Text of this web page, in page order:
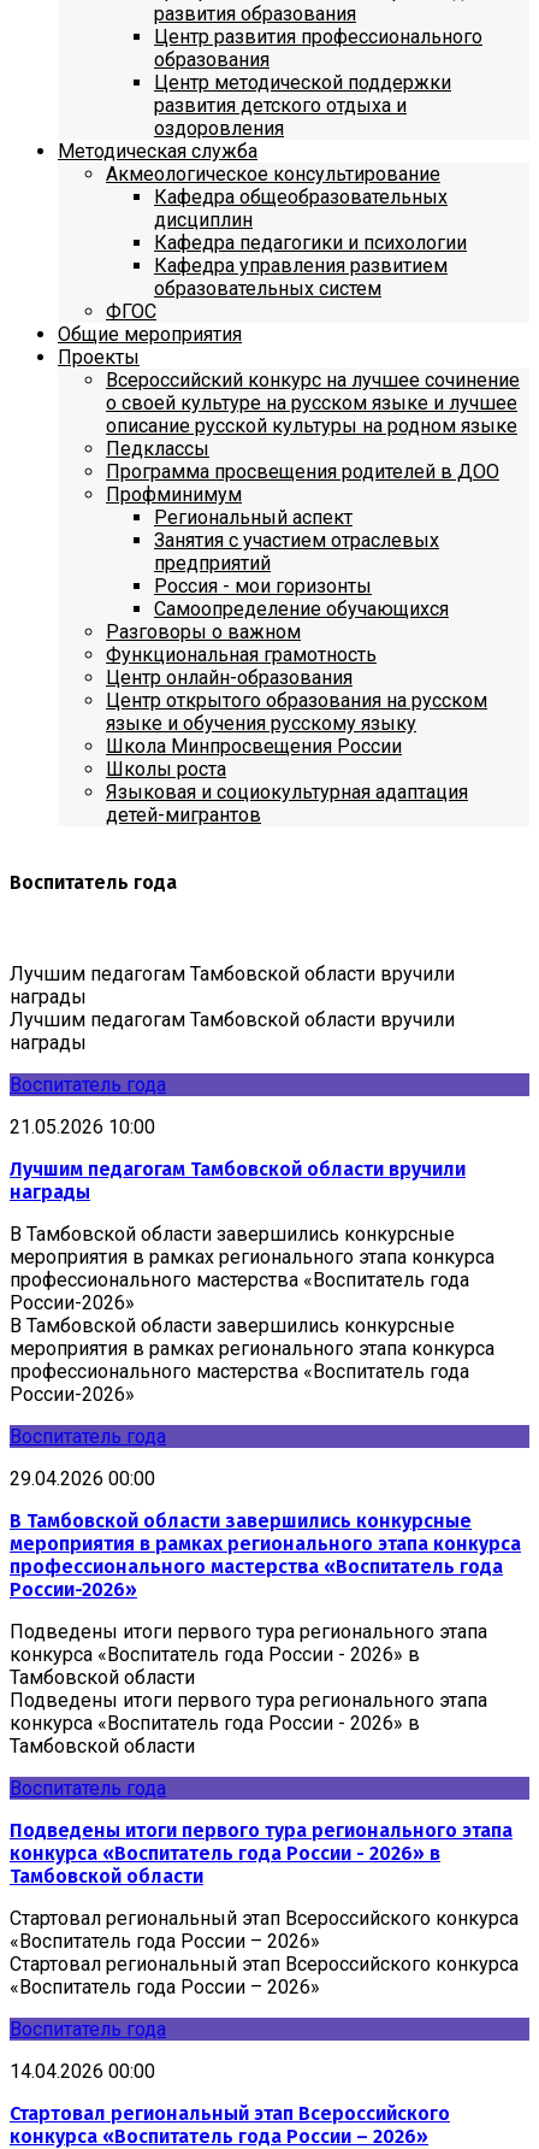
развития образования
Центр развития профессионального
образования
Центр методической поддержки
развития детского отдыха и
оздоровления
Методическая служба
Акмеологическое консультирование
Кафедра общеобразовательных
дисциплин
Кафедра педагогики и психологии
Кафедра управления развитием
образовательных систем
ФГОС
Общие мероприятия
Проекты
Всероссийский конкурс на лучшее сочинение
о своей культуре на русском языке и лучшее
описание русской культуры на родном языке
Педклассы
Программа просвещения родителей в ДОО
Профминимум
Региональный аспект
Занятия с участием отраслевых
предприятий
Россия - мои горизонты
Самоопределение обучающихся
Разговоры о важном
Функциональная грамотность
Центр онлайн-образования
Центр открытого образования на русском
языке и обучения русскому языку
Школа Минпросвещения России
Школы роста
Языковая и социокультурная адаптация
детей-мигрантов
Воспитатель года
Лучшим педагогам Тамбовской области вручили
награды
Лучшим педагогам Тамбовской области вручили
награды
Воспитатель года
21.05.2026 10:00
Лучшим педагогам Тамбовской области вручили
награды
В Тамбовской области завершились конкурсные
мероприятия в рамках регионального этапа конкурса
профессионального мастерства «Воспитатель года
России-2026»
В Тамбовской области завершились конкурсные
мероприятия в рамках регионального этапа конкурса
профессионального мастерства «Воспитатель года
России-2026»
Воспитатель года
29.04.2026 00:00
В Тамбовской области завершились конкурсные
мероприятия в рамках регионального этапа конкурса
профессионального мастерства «Воспитатель года
России-2026»
Подведены итоги первого тура регионального этапа
конкурса «Воспитатель года России - 2026» в
Тамбовской области
Подведены итоги первого тура регионального этапа
конкурса «Воспитатель года России - 2026» в
Тамбовской области
Воспитатель года
Подведены итоги первого тура регионального этапа
конкурса «Воспитатель года России - 2026» в
Тамбовской области
Стартовал региональный этап Всероссийского конкурса
«Воспитатель года России – 2026»
Стартовал региональный этап Всероссийского конкурса
«Воспитатель года России – 2026»
Воспитатель года
14.04.2026 00:00
Стартовал региональный этап Всероссийского
конкурса «Воспитатель года России – 2026»